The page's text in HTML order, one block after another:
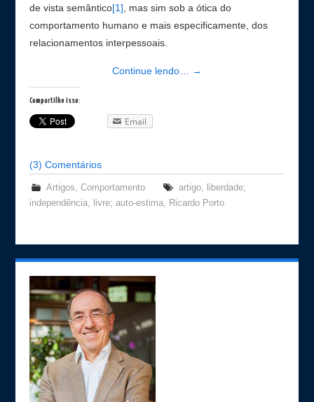
de vista semântico[1] , mas sim sob a ótica do
comportamento humano e mais especificamente, dos
relacionamentos interpessoais.
Continue lendo… →
Compartilhe isso:
Email
(3) Comentários
Artigos Comportamento artigo,
liberdade;
independência
livre; auto-estima Ricardo Porto